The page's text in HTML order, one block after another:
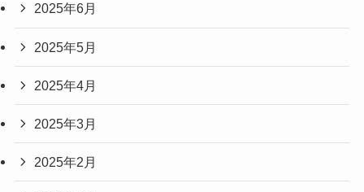
2025年6月
2025年5月
2025年4月
2025年3月
2025年2月